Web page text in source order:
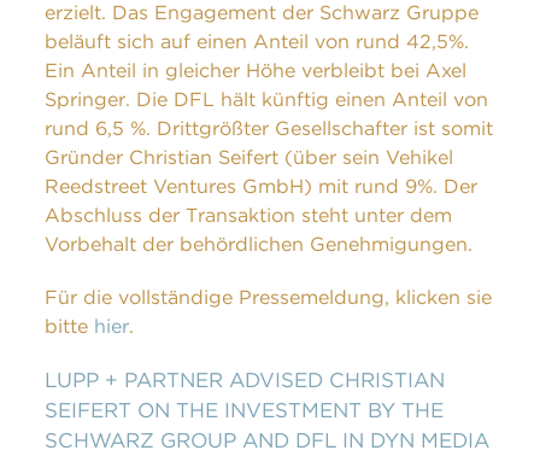
erzielt. Das Engagement der Schwarz Gruppe
beläuft sich auf einen Anteil von rund 42,5%.
Ein Anteil in gleicher Höhe verbleibt bei Axel
Springer. Die DFL hält künftig einen Anteil von
rund 6,5 %. Drittgrößter Gesellschafter ist somit
Gründer Christian Seifert (über sein Vehikel
Reedstreet Ventures GmbH) mit rund 9%. Der
Abschluss der Transaktion steht unter dem
Vorbehalt der behördlichen Genehmigungen.
Für die vollständige Pressemeldung, klicken sie
bitte hier.
LUPP + PARTNER ADVISED CHRISTIAN
SEIFERT ON THE INVESTMENT BY THE
SCHWARZ GROUP AND DFL IN DYN MEDIA